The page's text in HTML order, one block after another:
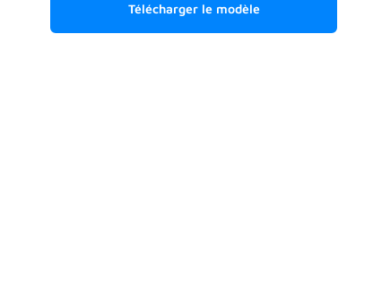
Télécharger le modèle